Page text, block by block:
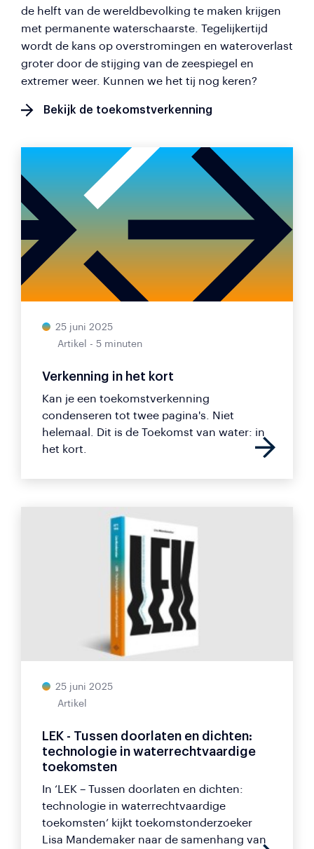
de helft van de wereldbevolking te maken krijgen
met permanente waterschaarste. Tegelijkertijd
wordt de kans op overstromingen en wateroverlast
groter door de stijging van de zeespiegel en
extremer weer. Kunnen we het tij nog keren?
Bekijk de toekomstverkenning
25 juni 2025
Artikel - 5 minuten
Verkenning in het kort
Kan je een toekomstverkenning
condenseren tot twee pagina's. Niet
helemaal. Dit is de Toekomst van water: in
het kort.
25 juni 2025
Artikel
LEK - Tussen doorlaten en dichten:
technologie in waterrechtvaardige
toekomsten
In ‘LEK – Tussen doorlaten en dichten:
technologie in waterrechtvaardige
toekomsten’ kijkt toekomstonderzoeker
Lisa Mandemaker naar de samenhang van